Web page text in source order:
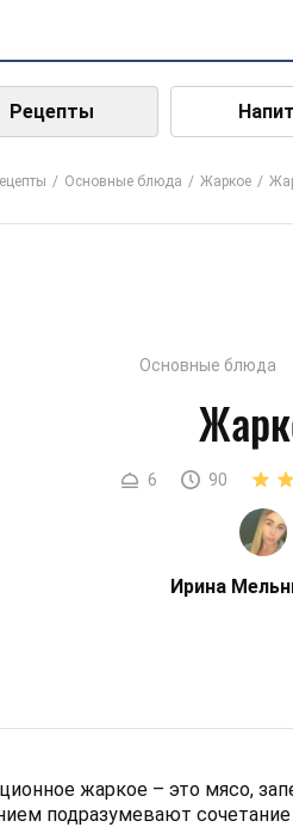
Рецепты
Основные блюда Жаркое
Основные блюда
6 90
Ирина
жаркое – это мясо,
подразумевают